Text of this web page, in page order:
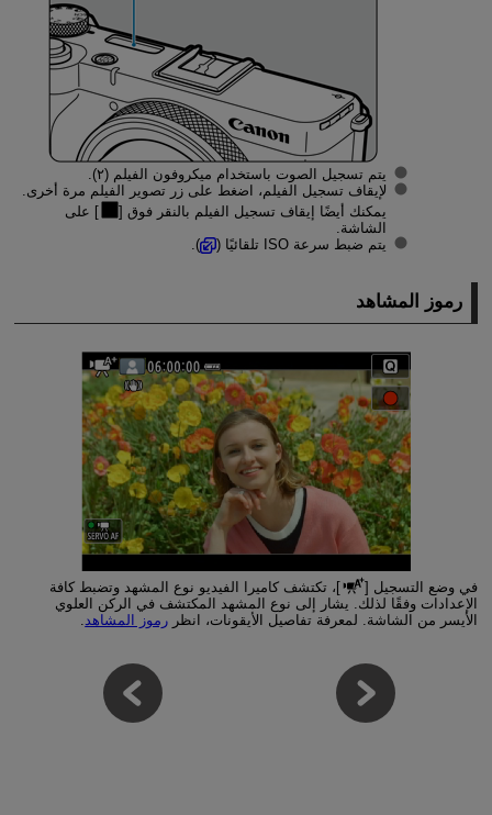
يتم تسجيل الصوت باستخدام ميكروفون الفيلم (٢).
لإيقاف تسجيل الفيلم، اضغط على زر تصوير الفيلم مرة أخرى.
يمكنك أيضًا إيقاف تسجيل الفيلم بالنقر فوق [
] على
الشاشة.
يتم ضبط سرعة ISO تلقائيًا (
).
رموز المشاهد
في وضع التسجيل [
]، تكتشف كاميرا الفيديو نوع المشهد وتضبط كافة
الإعدادات وفقًا لذلك. يشار إلى نوع المشهد المكتشف في الركن العلوي
الأيسر من الشاشة. لمعرفة تفاصيل الأيقونات، انظر رموز المشاهد